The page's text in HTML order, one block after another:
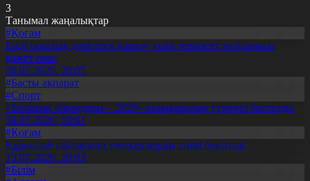
3
Танымал жаңалықтар
#Қоғам
Енді салалық дәрігерге қаралу үшін терапевт жолдамасы
қажет емес
30.07.2026, 20:05
#Басты ақпарат
#Спорт
«Болашақ ойындары – 2026» халықаралық турнирі басталды
30.07.2026, 10:01
#Қоғам
Құрылтай сайлауына үміткерлердің тізімі бекітілді
13.07.2026, 20:03
#Білім